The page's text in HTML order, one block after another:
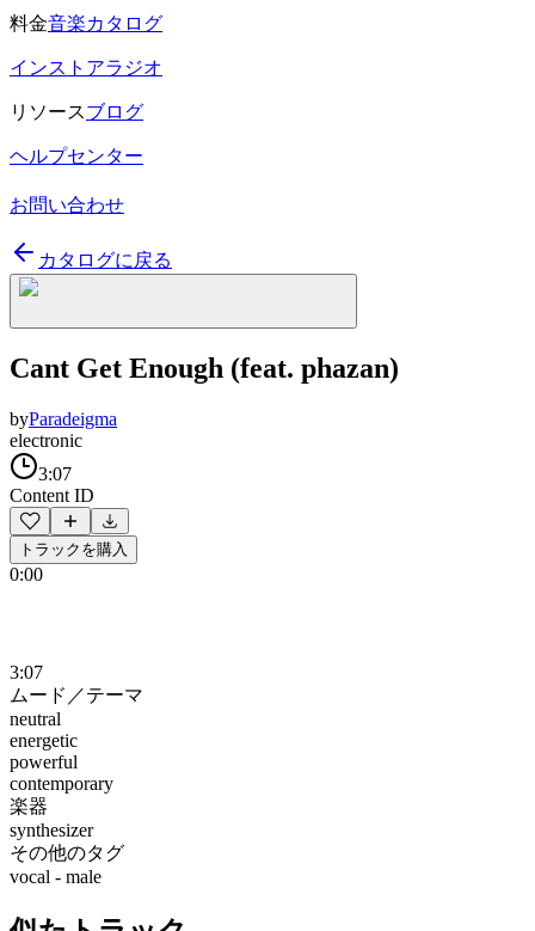
料金音楽カタログ
インストアラジオ
リソースブログ
ヘルプセンター
お問い合わせ
カタログに戻る
Cant Get Enough (feat. phazan)
byParadeigma
electronic
3:07
Content ID
トラックを購入
0:00
3:07
ムード／テーマ
neutral
energetic
powerful
contemporary
楽器
synthesizer
その他のタグ
vocal - male